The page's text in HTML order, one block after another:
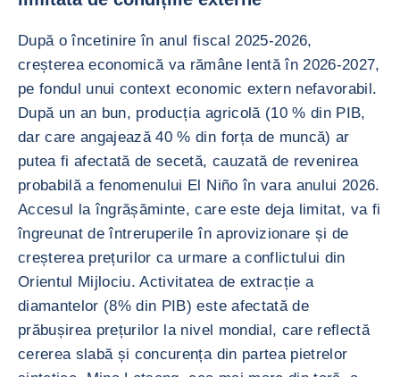
După o încetinire în anul fiscal 2025-2026,
creșterea economică va rămâne lentă în 2026-2027,
pe fondul unui context economic extern nefavorabil.
După un an bun, producția agricolă (10 % din PIB,
dar care angajează 40 % din forța de muncă) ar
putea fi afectată de secetă, cauzată de revenirea
probabilă a fenomenului El Niño în vara anului 2026.
Accesul la îngrășăminte, care este deja limitat, va fi
îngreunat de întreruperile în aprovizionare și de
creșterea prețurilor ca urmare a conflictului din
Orientul Mijlociu. Activitatea de extracție a
diamantelor (8% din PIB) este afectată de
prăbușirea prețurilor la nivel mondial, care reflectă
cererea slabă și concurența din partea pietrelor